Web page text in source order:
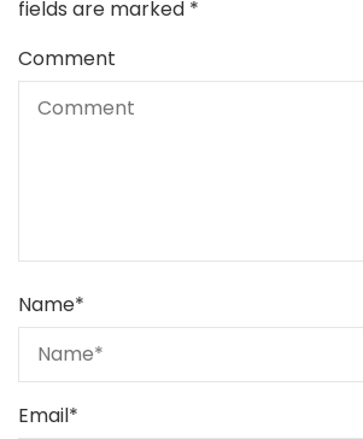
fields are marked *
Comment
Name*
Email*